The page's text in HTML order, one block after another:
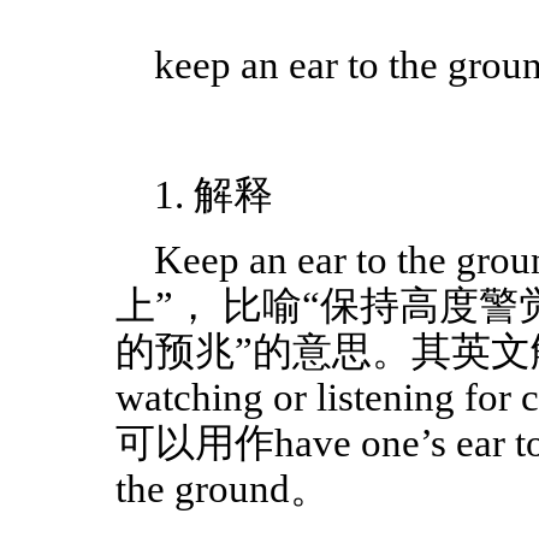
keep an ear to the
1. 解释
Keep an ear to the
上”， 比喻“保持高度
的预兆”的意思。其英文
watching or listening for
可以用作have one’s ear
the ground。